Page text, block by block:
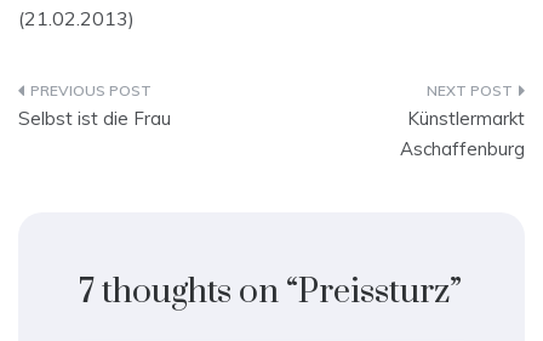
(21.02.2013)
Beitragsnavigation
Selbst ist die Frau
Künstlermarkt
Aschaffenburg
7 thoughts on “Preissturz”